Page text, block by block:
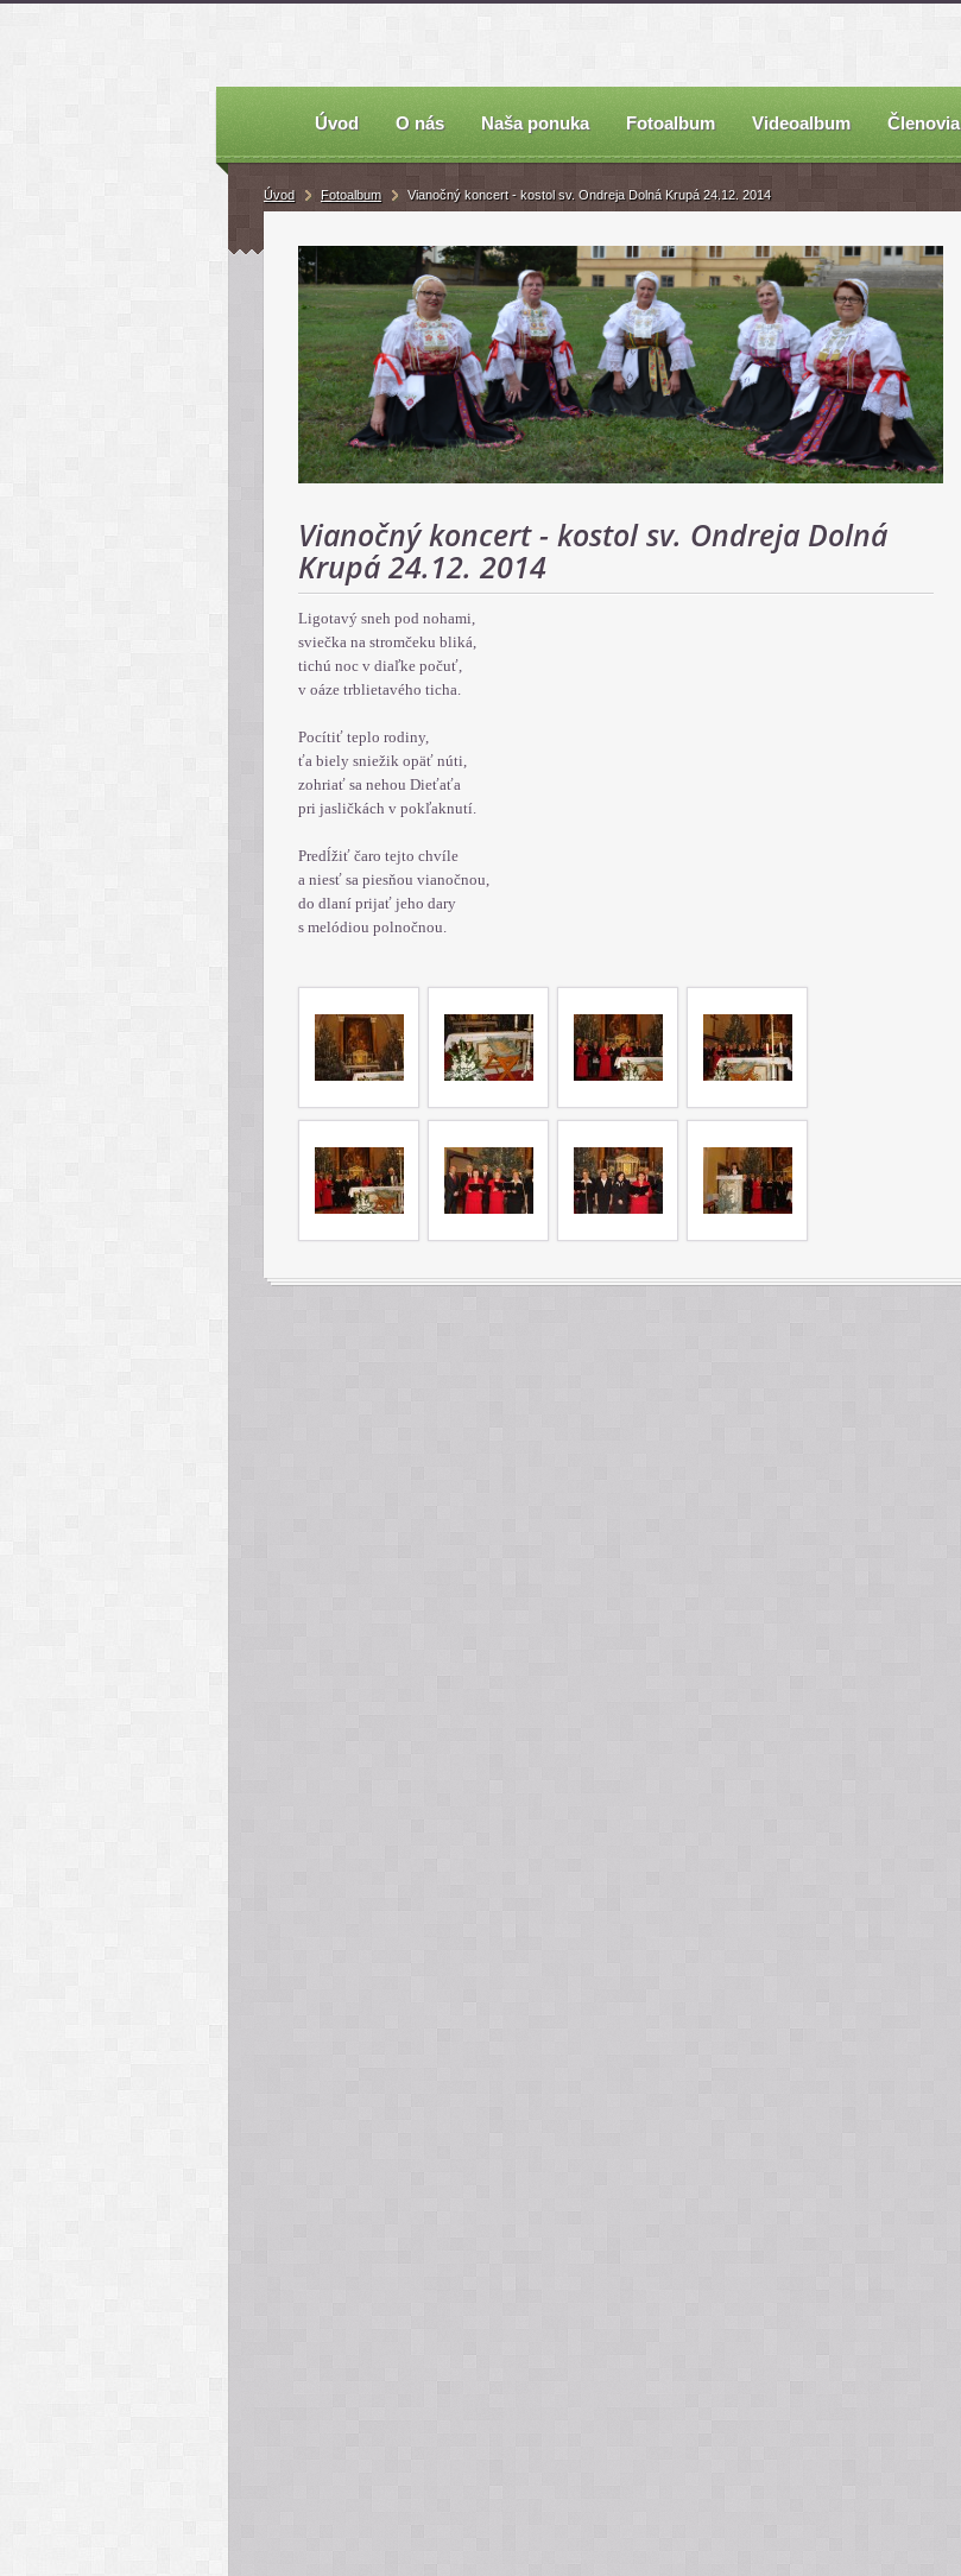
Úvod O nás Naša ponuka Fotoalbum Videoalbum Členovia
Úvod Fotoalbum Vianočný koncert - kostol sv. Ondreja Dolná Krupá 24.12. 2014
Vianočný koncert - kostol sv. Ondreja Dolná
Krupá 24.12. 2014
Ligotavý sneh pod nohami,
sviečka na stromčeku bliká,
tichú noc v diaľke počuť,
v oáze trblietavého ticha.
Pocítiť teplo rodiny,
ťa biely sniežik opäť núti,
zohriať sa nehou Dieťaťa
pri jasličkách v pokľaknutí.
Predĺžiť čaro tejto chvíle
a niesť sa piesňou vianočnou,
do dlaní prijať jeho dary
s melódiou polnočnou.